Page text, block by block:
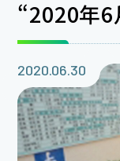
“2020年
2020.06.30